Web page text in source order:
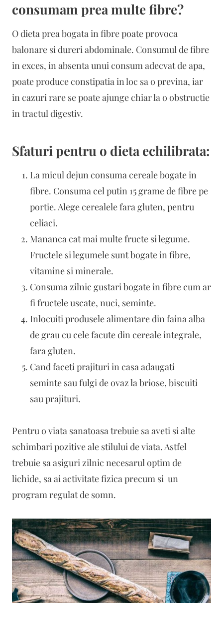
consumam prea multe fibre?
O dieta prea bogata in fibre poate provoca
balonare si dureri abdominale. Consumul de fibre
in exces, in absenta unui consum adecvat de apa,
poate produce constipatia in loc sa o previna, iar
in cazuri rare se poate ajunge chiar la o obstructie
in tractul digestiv.
Sfaturi pentru o dieta echilibrata:
La micul dejun consuma cereale bogate in
fibre. Consuma cel putin 15 grame de fibre pe
portie. Alege cerealele fara gluten, pentru
celiaci.
Mananca cat mai multe fructe si legume.
Fructele si legumele sunt bogate in fibre,
vitamine si minerale.
Consuma zilnic gustari bogate in fibre cum ar
fi fructele uscate, nuci, seminte.
Inlocuiti produsele alimentare din faina alba
de grau cu cele facute din cereale integrale,
fara gluten.
Cand faceti prajituri in casa adaugati
seminte sau fulgi de ovaz la briose, biscuiti
sau prajituri.
Pentru o viata sanatoasa trebuie sa aveti si alte
schimbari pozitive ale stilului de viata. Astfel
trebuie sa asiguri zilnic necesarul optim de
lichide, sa ai activitate fizica precum si un
program regulat de somn.